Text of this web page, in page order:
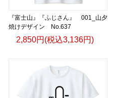
『富士山』『ふじさん』 001_山夕
焼けデザイン No.637
2,850円(税込3,136円)